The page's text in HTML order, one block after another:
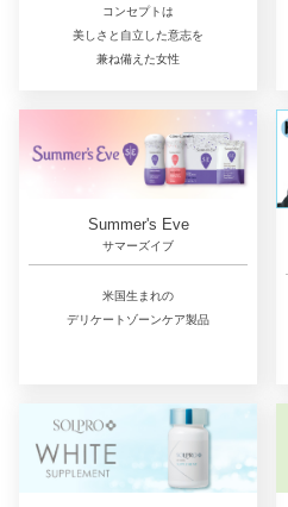
コンセプトは
美しさと自立した意志を
兼ね備えた女性
Summer's Eve
サマーズイブ
米国生まれの
デリケートゾーンケア製品